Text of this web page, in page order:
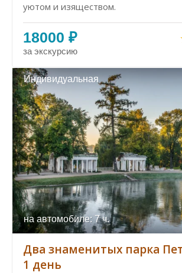
уютом и изяществом.
18000 ₽
за экскурсию
Индивидуальная
на автомобиле: 7 ч.
Два знаменитых парка
1 день